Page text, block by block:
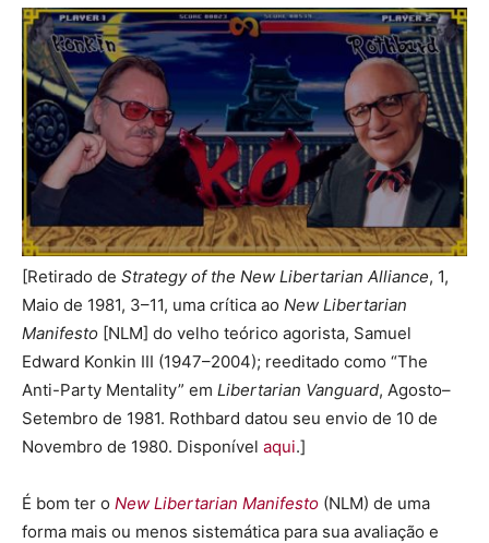
[Retirado de Strategy of the New Libertarian Alliance, 1,
Maio de 1981, 3–11, uma crítica ao New Libertarian
Manifesto [NLM] do velho teórico agorista, Samuel
Edward Konkin III (1947–2004); reeditado como “The
Anti-Party Mentality” em Libertarian Vanguard, Agosto–
Setembro de 1981. Rothbard datou seu envio de 10 de
Novembro de 1980. Disponível aqui.]
É bom ter o New Libertarian Manifesto (NLM) de uma
forma mais ou menos sistemática para sua avaliação e